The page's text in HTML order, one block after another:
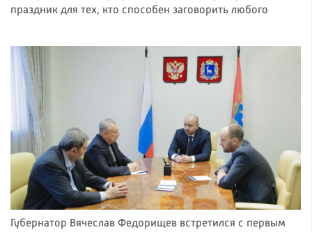
праздник для тех, кто способен заговорить любого
Губернатор Вячеслав Федорищев встретился с первым